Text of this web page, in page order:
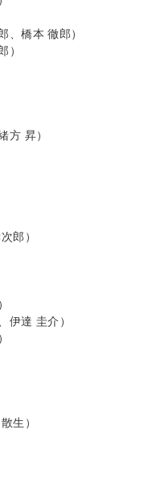
、橋本 徹郎）
）
方 昇）
郎）
伊達 圭介）
生）